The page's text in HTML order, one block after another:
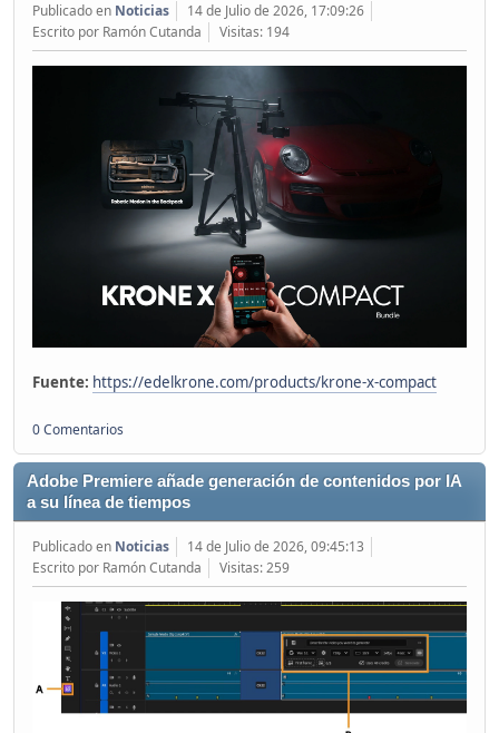
Publicado en Noticias
14 de Julio de 2026, 17:09:26
Escrito por Ramón Cutanda
Visitas: 194
Fuente: https://edelkrone.com/products/krone-x-compact
0 Comentarios
Adobe Premiere añade generación de contenidos por IA
a su línea de tiempos
Publicado en Noticias
14 de Julio de 2026, 09:45:13
Escrito por Ramón Cutanda
Visitas: 259